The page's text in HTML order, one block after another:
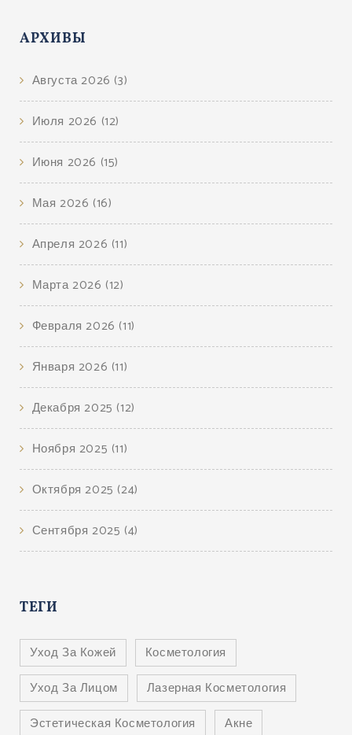
АРХИВЫ
Августа 2026 (3)
Июля 2026 (12)
Июня 2026 (15)
Мая 2026 (16)
Апреля 2026 (11)
Марта 2026 (12)
Февраля 2026 (11)
Января 2026 (11)
Декабря 2025 (12)
Ноября 2025 (11)
Октября 2025 (24)
Сентября 2025 (4)
ТЕГИ
Уход За Кожей
Косметология
Уход За Лицом
Лазерная Косметология
Эстетическая Косметология
Акне